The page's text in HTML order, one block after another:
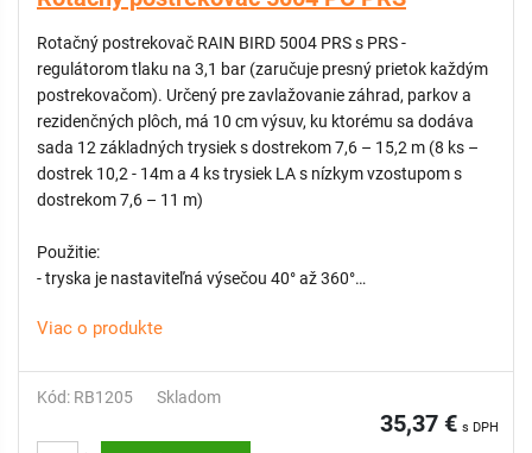
Rotačný postrekovač RAIN BIRD 5004 PRS s PRS -
regulátorom tlaku na 3,1 bar (zaručuje presný prietok každým
postrekovačom). Určený pre zavlažovanie záhrad, parkov a
rezidenčných plôch, má 10 cm výsuv, ku ktorému sa dodáva
sada 12 základných trysiek s dostrekom 7,6 – 15,2 m (8 ks –
dostrek 10,2 - 14m a 4 ks trysiek LA s nízkym vzostupom s
dostrekom 7,6 – 11 m)
Použitie:
- tryska je nastaviteľná výsečou 40° až 360°
- pre uľahčenie kombinovania postrekovačov s rôznou
celom okruhu
Viac o produkte
Kód: RB1205 Skladom
35,37 € s DPH